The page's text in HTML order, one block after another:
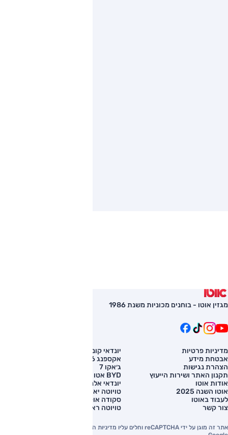
מגזין אוטו - בוחנים מכוניות משנת 1986
מדיניות פרטיות
אבטחת מידע
הצהרת נגישות
תקנון האתר ושירות הייעוץ
אודות אוטו
אוטו השנה 2025
לעבוד באוטו
צור קשר
יונדאי קונה
אקספנג G6
ג׳אקו 7
BYD אטו 3
יונדאי אלנטרה
טויוטה יאריס קרוס
סקודה אוקטביה
טויוטה ראב 4
אתר זה מוגן על ידי reCAPTCHA וחלים עליו מדיניות הפרטיות והתנאים וההגבלות של